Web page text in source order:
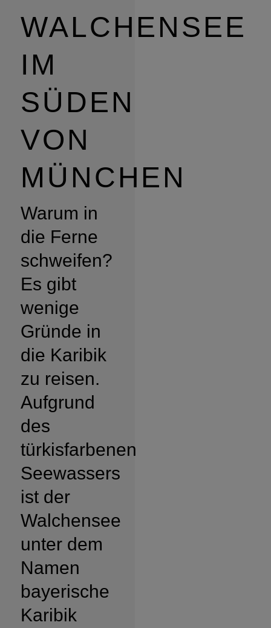
WALCHENSEE
IM
SÜDEN
VON
MÜNCHEN
Warum in
die Ferne
schweifen?
Es gibt
wenige
Gründe in
die Karibik
zu reisen.
Aufgrund
des
türkisfarbenen
Seewassers
ist der
Walchensee
unter dem
Namen
bayerische
Karibik